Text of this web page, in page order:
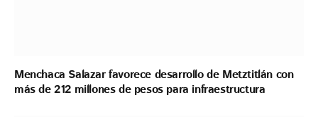
Menchaca Salazar favorece desarrollo de Metztitlán con
más de 212 millones de pesos para infraestructura